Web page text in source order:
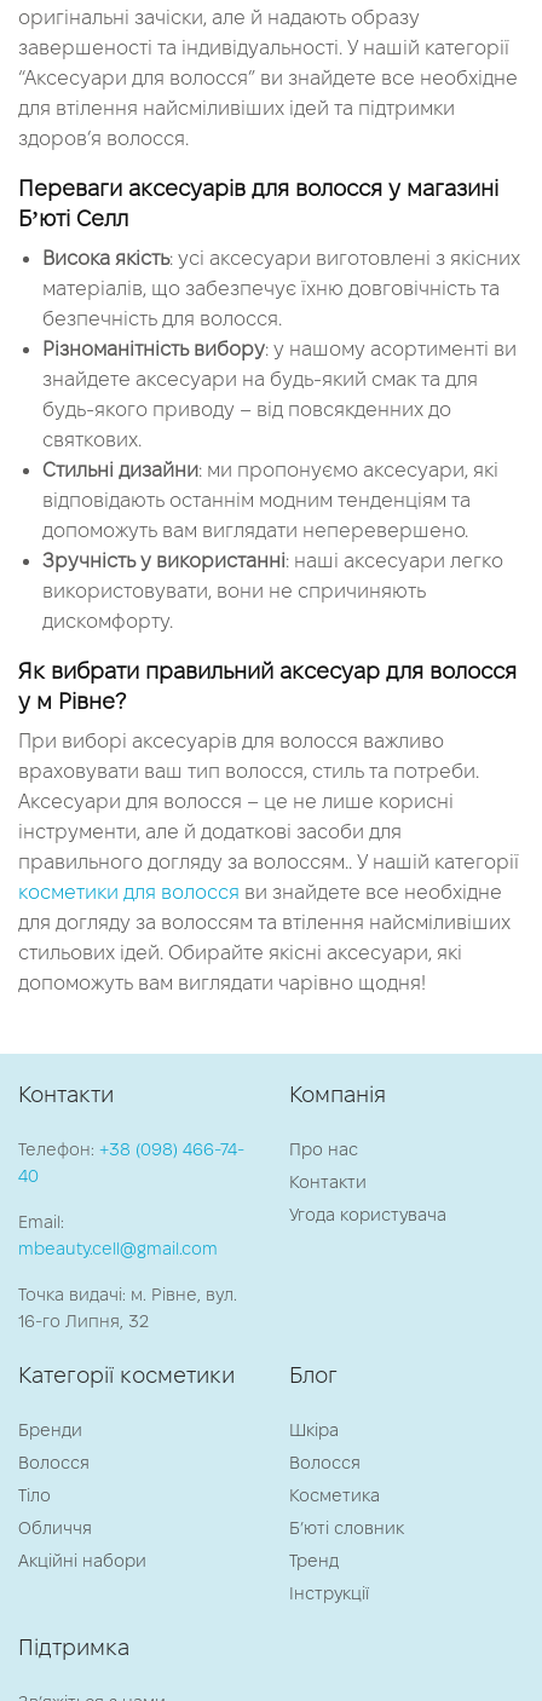
оригінальні зачіски, але й надають образу
завершеності та індивідуальності. У нашій категорії
“Аксесуари для волосся” ви знайдете все необхідне
для втілення найсміливіших ідей та підтримки
здоров’я волосся.
Переваги аксесуарів для волосся у магазині
Бʼюті Селл
Висока якість: усі аксесуари виготовлені з якісних
матеріалів, що забезпечує їхню довговічність та
безпечність для волосся.
Різноманітність вибору: у нашому асортименті ви
знайдете аксесуари на будь-який смак та для
будь-якого приводу – від повсякденних до
святкових.
Стильні дизайни: ми пропонуємо аксесуари, які
відповідають останнім модним тенденціям та
допоможуть вам виглядати неперевершено.
Зручність у використанні: наші аксесуари легко
використовувати, вони не спричиняють
дискомфорту.
Як вибрати правильний аксесуар для волосся
у м Рівне?
При виборі аксесуарів для волосся важливо
враховувати ваш тип волосся, стиль та потреби.
Аксесуари для волосся – це не лише корисні
інструменти, але й додаткові засоби для
правильного догляду за волоссям.. У нашій категорії
косметики для волосся ви знайдете все необхідне
для догляду за волоссям та втілення найсміливіших
стильових ідей. Обирайте якісні аксесуари, які
допоможуть вам виглядати чарівно щодня!
Контакти
Телефон:+38 (098) 466-74-
40
Email:
mbeauty.cell@gmail.com
Точка видачі: м. Рівне, вул.
16-го Липня, 32
Компанія
Про нас
Контакти
Угода користувача
Категорії косметики
Бренди
Волосся
Тіло
Обличчя
Акційні набори
Блог
Шкіра
Волосся
Косметика
Б’юті словник
Тренд
Інструкції
Підтримка